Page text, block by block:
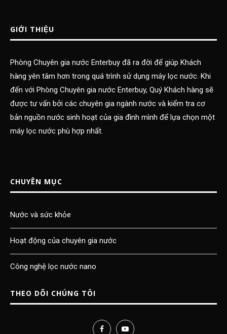
GIỚI THIỆU
Phòng Chuyên gia nước Enterbuy đã ra đời để giúp Khách
hàng yên tâm hơn trong quá trình sử dụng máy lọc nước. Khi
đến với Phòng Chuyên gia nước Enterbuy, Quý Khách hàng sẽ
được tư vấn bởi các chuyên gia ngành nước và kiểm tra cơ
bản nguồn nước sinh hoạt của gia đình mình để lựa chọn một
máy lọc nước phù hợp nhất.
CHUYÊN MỤC
Nước và sức khỏe
Hoạt động của chuyên gia nước
Công nghệ lọc nước nano
THEO DÕI CHÚNG TÔI